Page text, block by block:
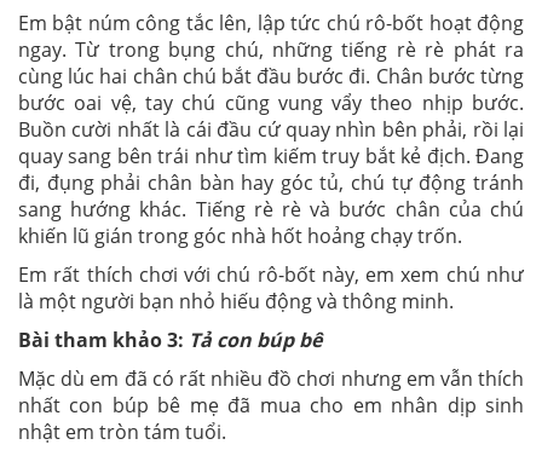
Em bật núm công tắc lên, lập tức chú rô-bốt hoạt động
ngay. Từ trong bụng chú, những tiếng rè rè phát ra
cùng lúc hai chân chú bắt đầu bước đi. Chân bước từng
bước oai vệ, tay chú cũng vung vẩy theo nhịp bước.
Buồn cười nhất là cái đầu cứ quay nhìn bên phải, rồi lại
quay sang bên trái như tìm kiếm truy bắt kẻ địch. Đang
đi, đụng phải chân bàn hay góc tủ, chú tự động tránh
sang hướng khác. Tiếng rè rè và bước chân của chú
khiến lũ gián trong góc nhà hốt hoảng chạy trốn.
Em rất thích chơi với chú rô-bốt này, em xem chú như
là một người bạn nhỏ hiếu động và thông minh.
Bài tham khảo 3: Tả con búp bê
Mặc dù em đã có rất nhiều đồ chơi nhưng em vẫn thích
nhất con búp bê mẹ đã mua cho em nhân dịp sinh
nhật em tròn tám tuổi.